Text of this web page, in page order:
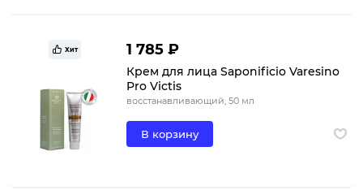
Хит 1 785 ₽
Крем для лица Saponificio Varesino
Pro Victis
восстанавливающий, 50 мл
В корзину